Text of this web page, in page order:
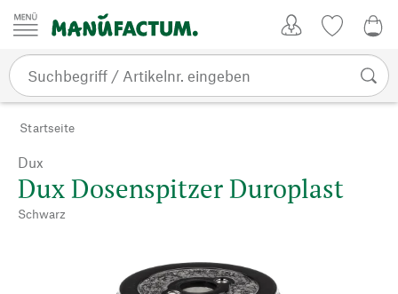
Zum Inhalt springen
Startseite
Dux
Dux Dosenspitzer Duroplast
Schwarz